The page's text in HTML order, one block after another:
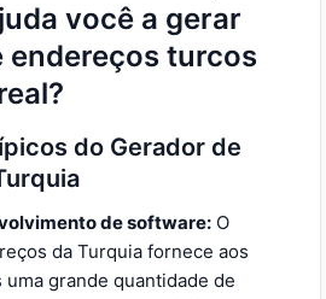
você a gerar
endereços turcos
do Gerador de
de software: O
da Turquia fornece aos
grande quantidade de